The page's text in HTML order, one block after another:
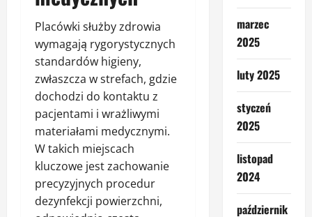
Placówki służby zdrowia
wymagają rygorystycznych
standardów higieny,
zwłaszcza w strefach, gdzie
dochodzi do kontaktu z
pacjentami i wrażliwymi
materiałami medycznymi.
W takich miejscach
kluczowe jest zachowanie
precyzyjnych procedur
dezynfekcji powierzchni,
marzec
2025
luty 2025
styczeń
2025
listopad
2024
październik